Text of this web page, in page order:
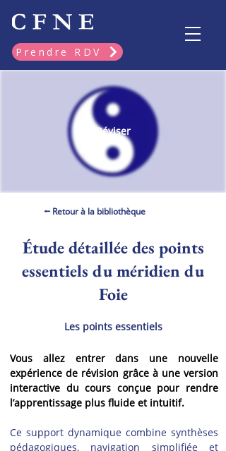
Prendre RDV
Réviser
⭠ Retour à la bibliothèque
Étude détaillée des points
essentiels du méridien du
Foie
Les points essentiels
Vous allez entrer dans une nouvelle
expérience de révision grâce à une version
interactive du cours conçue pour rendre
l’apprentissage plus fluide et intuitif.
Ce support dynamique combine synthèses
pédagogiques, navigation simplifiée et